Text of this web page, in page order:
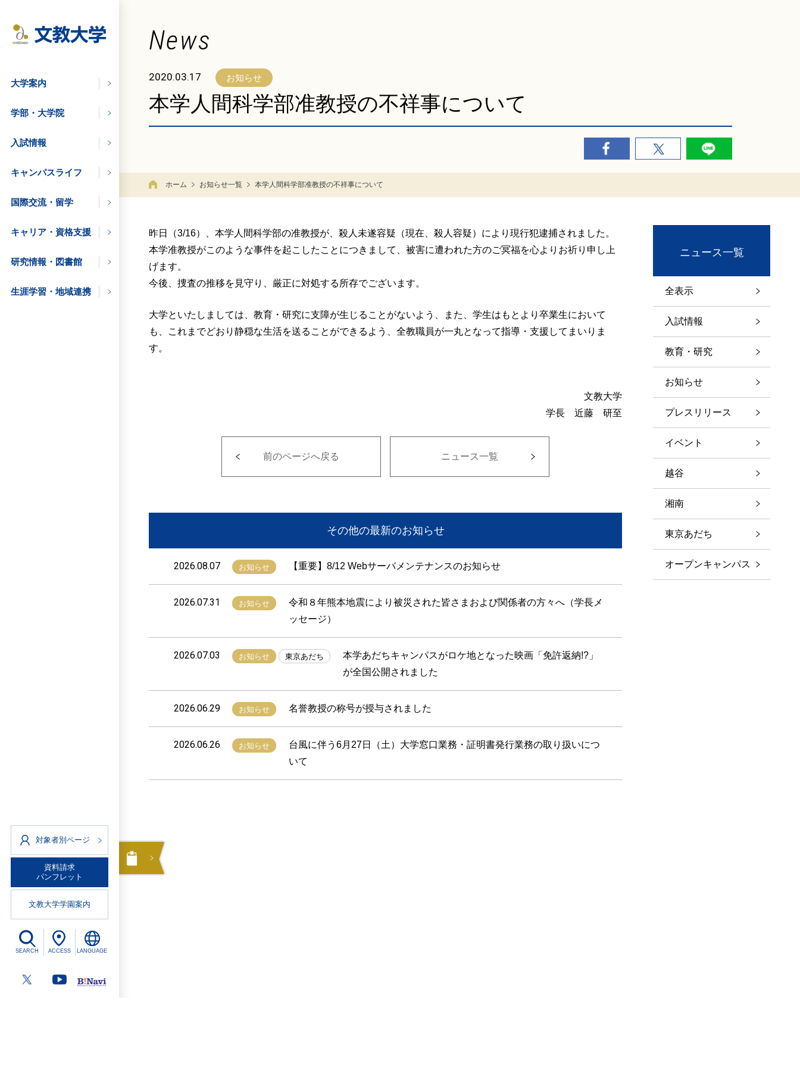
大学案内
学部・大学院
入試情報
キャンパスライフ
国際交流・留学
キャリア・資格支援
研究情報・図書館
生涯学習・地域連携
対象者別ページ
資料請求
パンフレット
文教大学学園案内
SEARCH ACCESS LANGUAGE
たい方
News
2020.03.17 お知らせ
本学人間科学部准教授の不祥事について
ホーム お知らせ一覧 本学人間科学部准教授の不祥事について
昨日（3/16）、本学人間科学部の准教授が、殺人未遂容疑（現在、殺人容疑）により現行犯逮捕されました。
本学准教授がこのような事件を起こしたことにつきまして、被害に遭われた方のご冥福を心よりお祈り申し上
げます。
今後、捜査の推移を見守り、厳正に対処する所存でございます。
大学といたしましては、教育・研究に支障が生じることがないよう、また、学生はもとより卒業生において
も、これまでどおり静穏な生活を送ることができるよう、全教職員が一丸となって指導・支援してまいりま
す。
文教大学
学長 近藤 研至
前のページへ戻る ニュース一覧
その他の最新のお知らせ
2026.08.07 お知らせ 【重要】8/12 Webサーバメンテナンスのお知らせ
2026.07.31 お知らせ
令和８年熊本地震により被災された皆さまおよび関係者の方々へ（学長メ
ッセージ）
2026.07.03 お知らせ 東京あだち
本学あだちキャンパスがロケ地となった映画「免許返納!?」
が全国公開されました
2026.06.29 お知らせ 名誉教授の称号が授与されました
2026.06.26 お知らせ
台風に伴う6月27日（土）大学窓口業務・証明書発行業務の取り扱いにつ
いて
ニュース一覧
全表示
入試情報
教育・研究
お知らせ
プレスリリース
イベント
越谷
湘南
東京あだち
オープンキャンパス